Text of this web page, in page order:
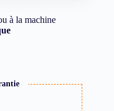
à la machine